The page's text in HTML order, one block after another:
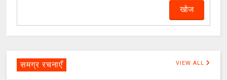
समग्र रचनाएँ VIEW ALL